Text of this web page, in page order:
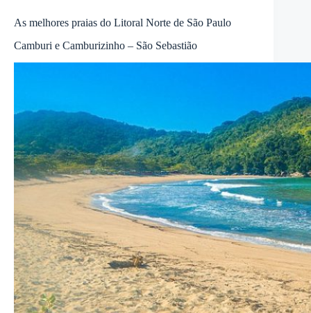
As melhores praias do Litoral Norte de São Paulo
Camburi e Camburizinho – São Sebastião